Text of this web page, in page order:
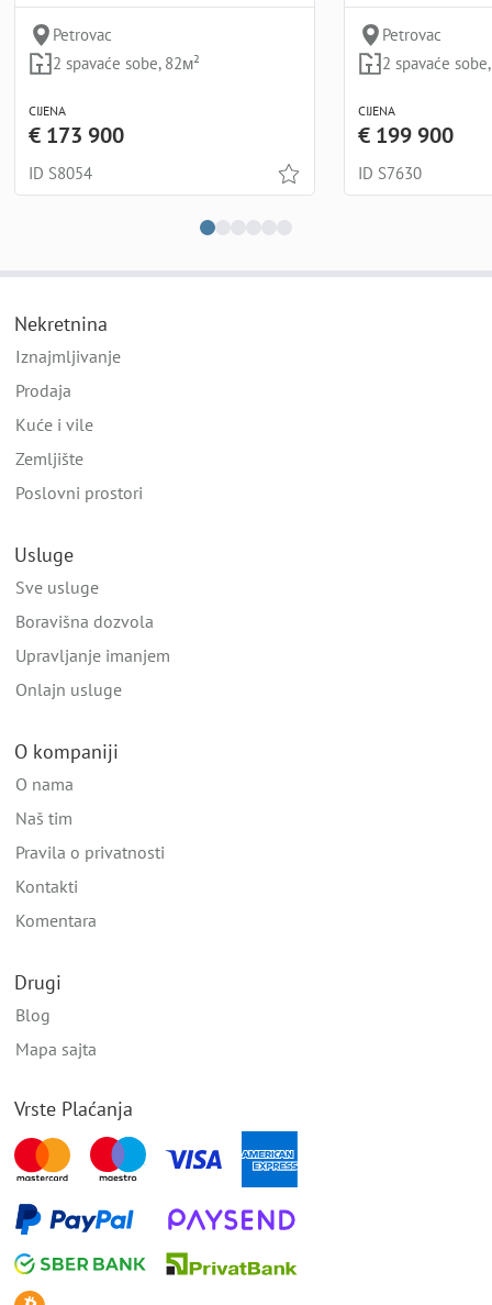
Petrovac
2 spavaće sobe, 82м²
CIJENA
€ 173 900
ID S8054
Petrovac
2 spavaće
CIJENA
€ 199 900
ID S7630
Nekretnina
Iznajmljivanje
Prodaja
Kuće i vile
Zemljište
Poslovni prostori
Usluge
Sve usluge
Boravišna dozvola
Upravljanje imanjem
Onlajn usluge
O kompaniji
O nama
Naš tim
Pravila o privatnosti
Kontakti
Komentara
Drugi
Blog
Mapa sajta
Vrste Plaćanja